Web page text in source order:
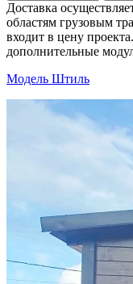
Доставка
областям грузовым
входит в цену
дополнительные
Модель Штиль